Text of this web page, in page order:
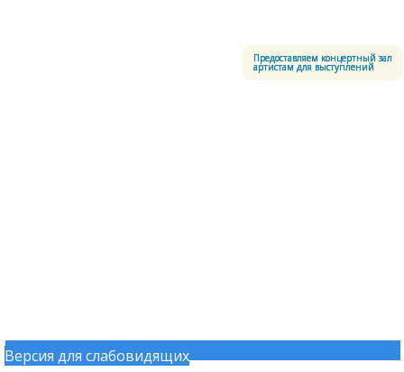
Версия для слабовидящих
Предоставляем концертный зал
артистам для выступлений
Перейти к содержимому